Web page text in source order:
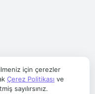
için çerezler
Çerez Politikası ve
sayılırsınız.